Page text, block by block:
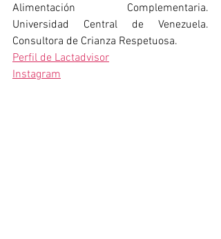
Alimentación Complementaria.
Universidad Central de Venezuela.
Consultora de Crianza Respetuosa.
Perfil de Lactadvisor
Instagram